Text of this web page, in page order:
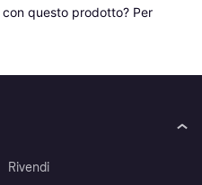
questo prodotto? Per
Rivendi